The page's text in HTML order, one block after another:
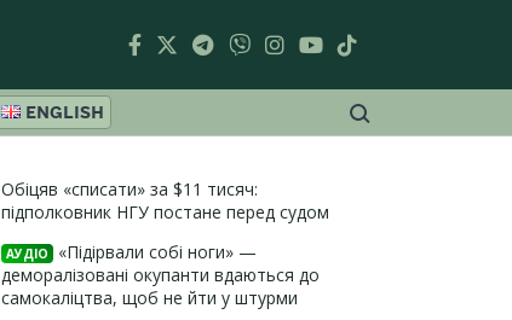
ENGLISH
Обіцяв «списати» за $11 тисяч:
підполковник НГУ постане перед судом
АУДІО
«Підірвали собі ноги» —
деморалізовані окупанти вдаються до
самокаліцтва, щоб не йти у штурми